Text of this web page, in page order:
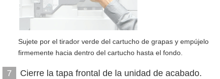
Sujete por el tirador verde del cartucho de grapas y empújelo
firmemente hacia dentro del cartucho hasta el fondo.
7 Cierre la tapa frontal de la unidad de acabado.